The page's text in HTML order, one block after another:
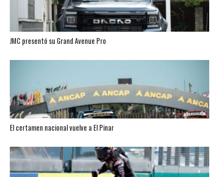
JMC presentó su Grand Avenue Pro
El certamen nacional vuelve a El Pinar